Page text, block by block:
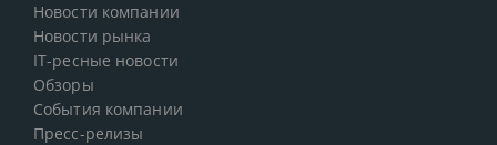
Новости компании
Новости рынка
IT-ресные новости
Обзоры
События компании
Пресс-релизы